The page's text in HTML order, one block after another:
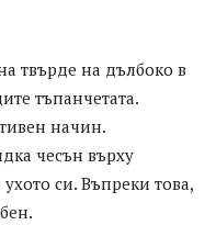
твърде на дълбоко в
тъпанчетата.
начин.
чесън върху
си. Въпреки това,